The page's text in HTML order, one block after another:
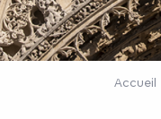
Accueil